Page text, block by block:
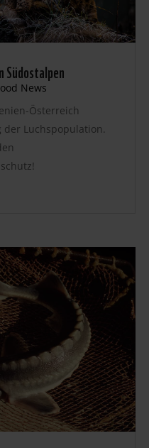
Südostalpen
News
Österreich
Luchspopulation.